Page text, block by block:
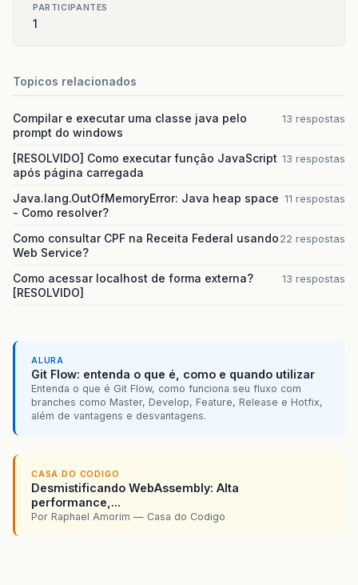
PARTICIPANTES
1
Topicos relacionados
Compilar e executar uma classe java pelo
prompt do windows
13 respostas
[RESOLVIDO] Como executar função JavaScript
após página carregada
13 respostas
Java.lang.OutOfMemoryError: Java heap space
- Como resolver?
11 respostas
Como consultar CPF na Receita Federal usando
Web Service?
22 respostas
Como acessar localhost de forma externa?
[RESOLVIDO]
13 respostas
ALURA
Git Flow: entenda o que é, como e quando utilizar
Entenda o que é Git Flow, como funciona seu fluxo com
branches como Master, Develop, Feature, Release e Hotfix,
além de vantagens e desvantagens.
CASA DO CODIGO
Desmistificando WebAssembly: Alta
performance,...
Por Raphael Amorim — Casa do Codigo